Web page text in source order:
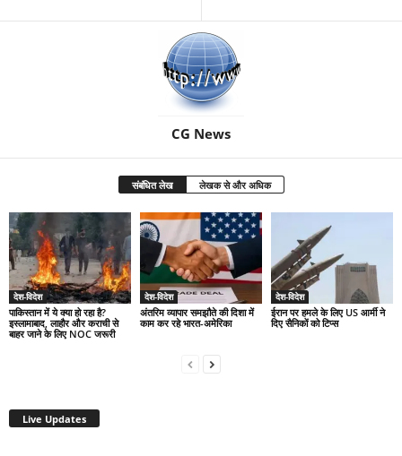
CG News
संबंधित लेख लेखक से और अधिक
देश-विदेश
पाकिस्तान में ये क्या हो रहा है?
इस्लामाबाद, लाहौर और कराची से
बाहर जाने के लिए NOC जरूरी
देश-विदेश
अंतरिम व्यापार समझौते की दिशा में
काम कर रहे भारत-अमेरिका
देश-विदेश
ईरान पर हमले के लिए US आर्मी ने
दिए सैनिकों को टिप्स
Live Updates